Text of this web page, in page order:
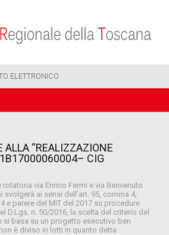
ELETTRONICO
ALLA “REALIZZAZIONE
CIG
via Enrico Fermi e via Benvenuto
ai sensi dell’art. 95, comma 4,
e parere del MIT del 2017 su procedure
D.Lgs. n. 50/2016, la scelta del criterio del
si basa su un progetto esecutivo ben
è diviso in lotti in quanto detta